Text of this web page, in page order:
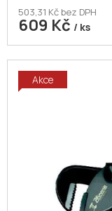
503,31 Kč bez DPH
609 Kč / ks
Akce